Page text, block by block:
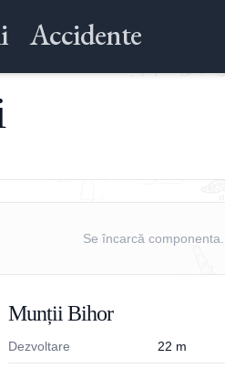
Accidente
Se încarcă componenta...
Munții Bihor
Dezvoltare 22 m